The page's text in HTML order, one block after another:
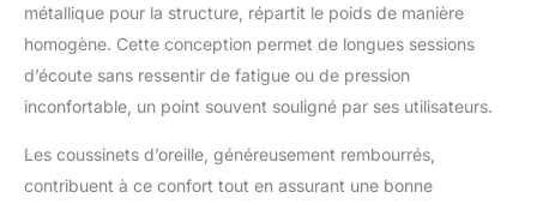
Audio Performance:
ANANDA is the perfect
companion for the
portable devices, a sonic
allowing you to
experience sonic bliss
métallique pour la structure, répartit le poids de manière
homogène. Cette conception permet de longues sessions
d’écoute sans ressentir de fatigue ou de pression
inconfortable, un point souvent souligné par ses utilisateurs.
Les coussinets d’oreille, généreusement rembourrés,
contribuent à ce confort tout en assurant une bonne